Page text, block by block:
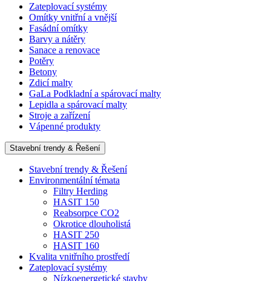
Zateplovací systémy
Omítky vnitřní a vnější
Fasádní omítky
Barvy a nátěry
Sanace a renovace
Potěry
Betony
Zdicí malty
GaLa Podkladní a spárovací malty
Lepidla a spárovací malty
Stroje a zařízení
Vápenné produkty
Stavební trendy & Řešení
Stavební trendy & Řešení
Environmentální témata
Filtry Herding
HASIT 150
Reabsorpce CO2
Okrotice dlouholistá
HASIT 250
HASIT 160
Kvalita vnitřního prostředí
Zateplovací systémy
Nízkoenergetické stavby